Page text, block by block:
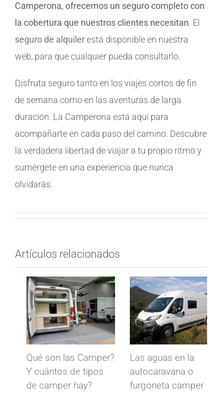
Camperona, ofrecemos un seguro completo con
la cobertura que nuestros clientes necesitan. El
seguro de alquilerestá disponible en nuestra
web, para que cualquier pueda consultarlo.
Disfruta seguro tanto en los viajes cortos de fin
de semana como en las aventuras de larga
duración. La Camperona está aquí para
acompañarte en cada paso del camino. Descubre
la verdadera libertad de viajar a tu propio ritmo y
sumérgete en una experiencia que nunca
olvidarás.
Artículos relacionados
Las aguas en la
autocaravana o
furgoneta camper
Dormir en
autocaravana: Casi
como dormir en tu